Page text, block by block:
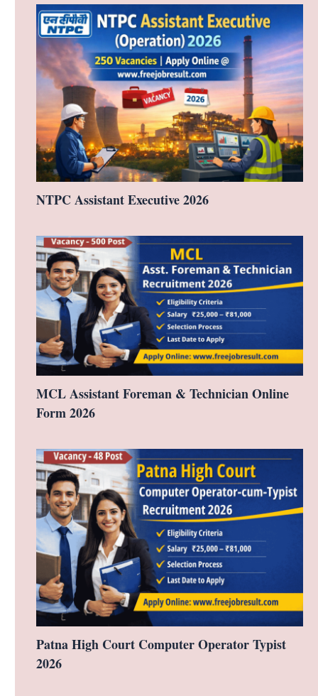
NTPC Assistant Executive 2026
MCL Assistant Foreman & Technician Online
Form 2026
Patna High Court Computer Operator Typist
2026